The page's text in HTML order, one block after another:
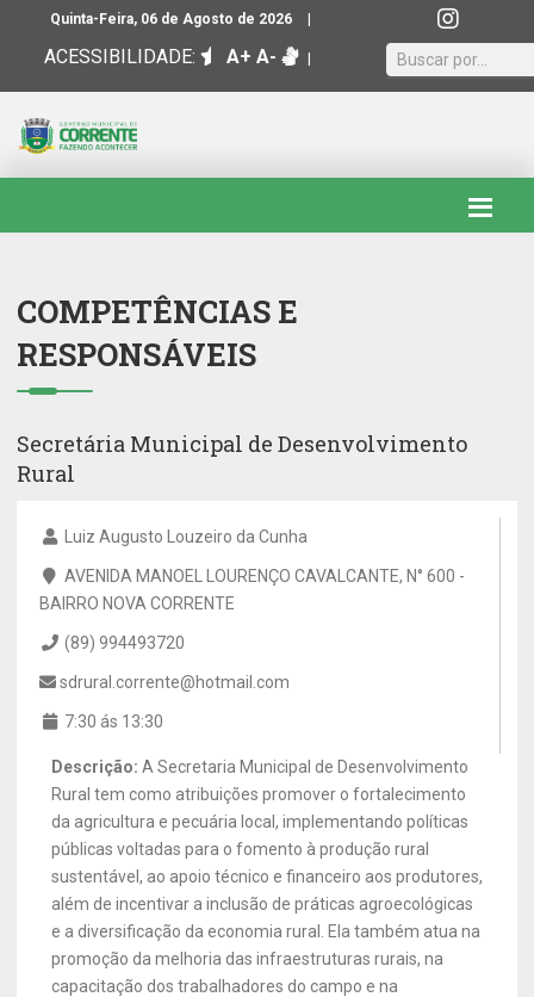
Quinta-Feira, 06 de Agosto de 2026 |
ACESSIBILIDADE: A+ A- |
COMPETÊNCIAS E
RESPONSÁVEIS
Secretária Municipal de Desenvolvimento
Rural
Luiz Augusto Louzeiro da Cunha
AVENIDA MANOEL LOURENÇO CAVALCANTE, N° 600 -
BAIRRO NOVA CORRENTE
(89) 994493720
sdrural.corrente@hotmail.com
7:30 ás 13:30
Descrição: A Secretaria Municipal de Desenvolvimento
Rural tem como atribuições promover o fortalecimento
da agricultura e pecuária local, implementando políticas
públicas voltadas para o fomento à produção rural
sustentável, ao apoio técnico e financeiro aos produtores,
além de incentivar a inclusão de práticas agroecológicas
e a diversificação da economia rural. Ela também atua na
promoção da melhoria das infraestruturas rurais, na
capacitação dos trabalhadores do campo e na